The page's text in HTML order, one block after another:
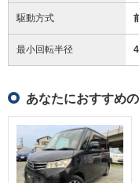
駆動方式
最小回転半径
あなたにおすすめ